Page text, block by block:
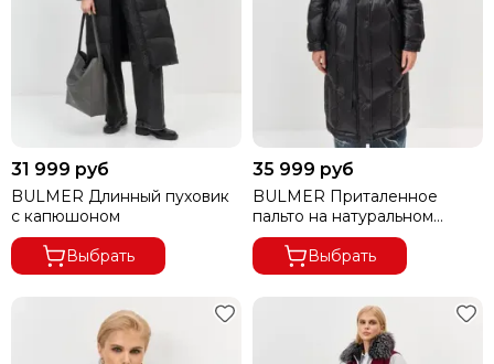
31 999 руб
BULMER Длинный пуховик
с капюшоном
Выбрать
35 999 руб
BULMER Приталенное
пальто на натуральном
утеплителе
Выбрать